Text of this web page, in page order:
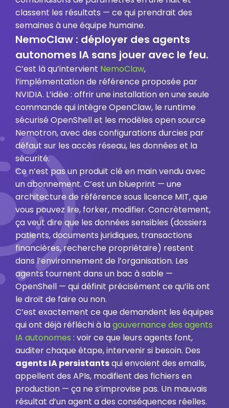
classent les résultats — ce qui prendrait des
semaines à une équipe humaine.
NemoClaw : déployer des agents
autonomes IA sans jouer avec le feu.
C’est là qu’intervient NemoClaw,
l’implémentation de référence proposée par
NVIDIA. L’idée : offrir une installation en une seule
commande qui intègre OpenClaw, le runtime
sécurisé OpenShell et les modèles open source
Nemotron, avec des configurations durcies par
défaut sur les accès réseau, les données et la
sécurité.
Ce n’est pas un produit clé en main vendu avec
un abonnement. C’est un blueprint — une
architecture de référence sous licence MIT, que
vous pouvez lire, forker, modifier. Concrètement,
ça veut dire que les données sensibles (dossiers
patients, documents juridiques, transactions
financières, recherche propriétaire) restent
dans l’environnement de l’organisation. Les
agents tournent dans un bac à sable —
OpenShell — qui définit précisément ce qu’ils ont
le droit de faire ou non.
C’est exactement ce que demandent les équipes
qui ont déjà réfléchi à lagouvernance des agents
IA autonomes : voir ce que leurs agents font,
auditer chaque étape, intervenir si besoin. Des
agents IA persistantsqui envoient des emails,
appellent des APIs, modifient des fichiers en
production — ça ne s’improvise pas. Un mauvais
résultat d’un agent a des conséquences réelles.